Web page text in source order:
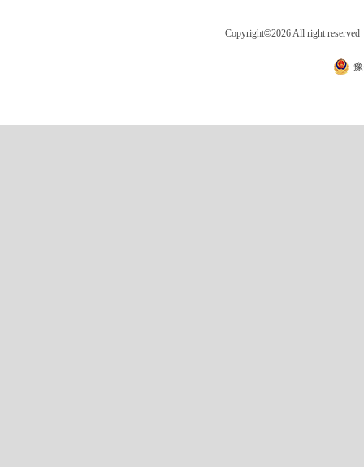
Copyright©2026 All right